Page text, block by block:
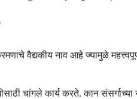
वैद्यकीय नाव आहे ज्यामुळे
चांगले कार्य करते. कान